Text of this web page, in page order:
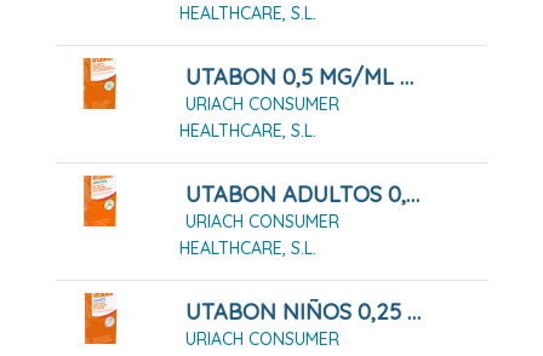
HEALTHCARE, S.L.
UTABON 0,5 MG/ML SOLUCION PARA PULVERIZACION NASAL CON BOMBA DOSIFICADORA, 1 ENVASE PULVERIZADOR DE 15 ML
URIACH CONSUMER
HEALTHCARE, S.L.
UTABON ADULTOS 0,5 MG/ML SOLUCION PARA PULVERIZACION NASAL, 1 FRASCO DE 15 ML
URIACH CONSUMER
HEALTHCARE, S.L.
UTABON NIÑOS 0,25 MG/ML GOTAS NASALES EN SOLUCION, 1 FRASCO DE 15 ML
URIACH CONSUMER